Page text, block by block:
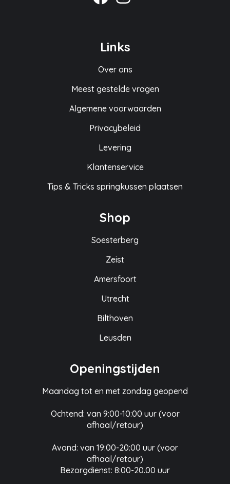
Links
Over ons
Meest gestelde vragen
Algemene voorwaarden
Privacybeleid
Levering
Klantenservice
Tips & Tricks springkussen plaatsen
Shop
Soesterberg
Zeist
Amersfoort
Utrecht
Bilthoven
Leusden
Openingstijden
Maandag tot en met zondag geopend
Ochtend: van 9:00-10:00 uur (voor
afhaal/retour)
Avond: van 19:00-20:00 uur (voor
afhaal/retour)
Bezorgdienst: 8:00-20.00 uur